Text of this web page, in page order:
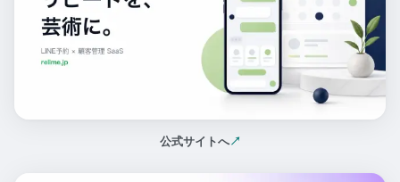
公式サイトへ↗
（新しいタブで開く）